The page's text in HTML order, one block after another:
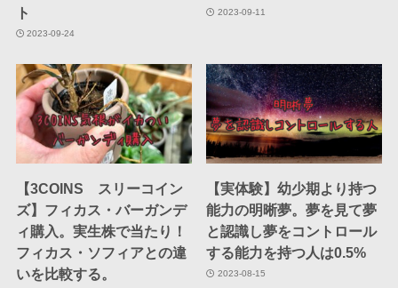
ト
2023-09-24
2023-09-11
【3COINS スリーコイン
ズ】フィカス・バーガンデ
ィ購入。実生株で当たり！
フィカス・ソフィアとの違
いを比較する。
【実体験】幼少期より持つ
能力の明晰夢。夢を見て夢
と認識し夢をコントロール
する能力を持つ人は0.5%
2023-08-15